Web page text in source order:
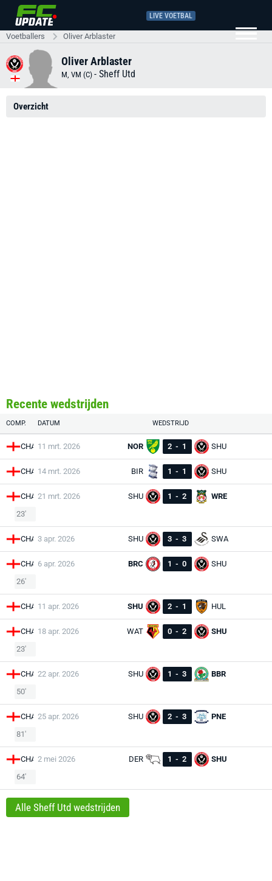
LIVE VOETBAL
Voetballers Oliver Arblaster
Oliver Arblaster
M, VM (C) - Sheff Utd
Overzicht
Recente wedstrijden
COMP. DATUM WEDSTRIJD
CHA 11 mrt. 2026 NOR 2 - 1 SHU
CHA 14 mrt. 2026 BIR 1 - 1 SHU
CHA 21 mrt. 2026 SHU 1 - 2
WRE
23'
CHA 3 apr. 2026 SHU 3 - 3 SWA
CHA 6 apr. 2026 BRC 1 - 0
SHU
26'
CHA 11 apr. 2026 SHU 2 - 1 HUL
CHA 18 apr. 2026 WAT 0 - 2
SHU
23'
CHA 22 apr. 2026 SHU 1 - 3
BBR
50'
CHA 25 apr. 2026 SHU 2 - 3
PNE
81'
CHA 2 mei 2026 DER 1 - 2
SHU
64'
Alle Sheff Utd wedstrijden